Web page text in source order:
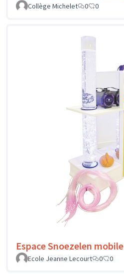
Collège Michelet
0 0
Espace Snoezelen mobile
Ecole Jeanne Lecourt
0 0